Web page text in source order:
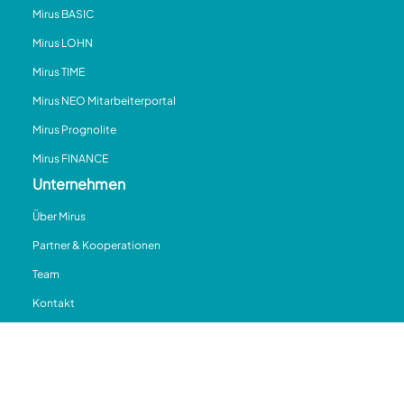
Mirus BASIC
Mirus LOHN
Mirus TIME
Mirus NEO Mitarbeiterportal
Mirus Prognolite
Mirus FINANCE
Unternehmen
Über Mirus
Partner & Kooperationen
Team
Kontakt